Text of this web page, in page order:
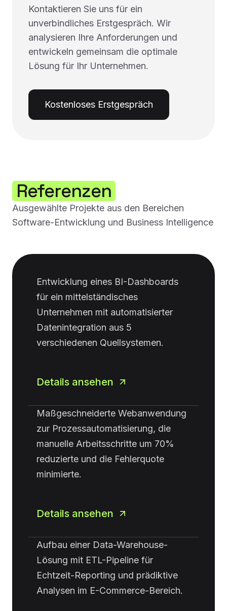
Kontaktieren Sie uns für ein
unverbindliches Erstgespräch. Wir
analysieren Ihre Anforderungen und
entwickeln gemeinsam die optimale
Lösung für Ihr Unternehmen.
Kostenloses Erstgespräch
Referenzen
Ausgewählte Projekte aus den Bereichen
Software-Entwicklung und Business Intelligence
Entwicklung eines BI-Dashboards
für ein mittelständisches
Unternehmen mit automatisierter
Datenintegration aus 5
verschiedenen Quellsystemen.
Details ansehen
Maßgeschneiderte Webanwendung
zur Prozessautomatisierung, die
manuelle Arbeitsschritte um 70%
reduzierte und die Fehlerquote
minimierte.
Details ansehen
Aufbau einer Data-Warehouse-
Lösung mit ETL-Pipeline für
Echtzeit-Reporting und prädiktive
Analysen im E-Commerce-Bereich.